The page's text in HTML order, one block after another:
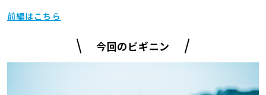
前編はこちら
今回のビギニン